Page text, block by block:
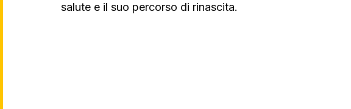
salute e il suo percorso di rinascita.